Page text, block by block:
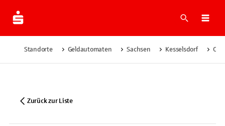
Suche
Standorte Geldautomaten Sachsen Kesselsdorf
Zurück zur Liste